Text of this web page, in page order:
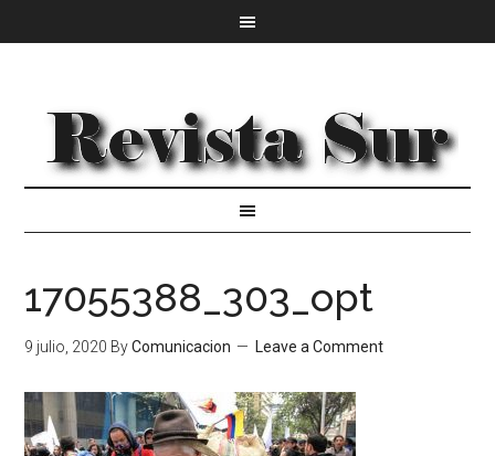
17055388_303_opt
9 julio, 2020 ByComunicacion Leave a Comment